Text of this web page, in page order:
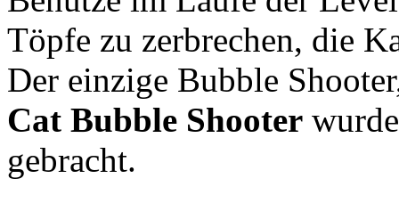
Töpfe zu zerbrechen, die
Der einzige Bubble
Cat Bubble Shooter
gebracht.